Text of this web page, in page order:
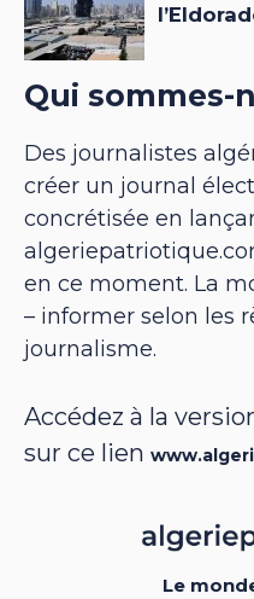
Qui sommes-
Des journalistes
créer un journal
concrétisée en
en ce moment. La
– informer selon les
journalisme.
Accédez à la
sur ce lien
Le